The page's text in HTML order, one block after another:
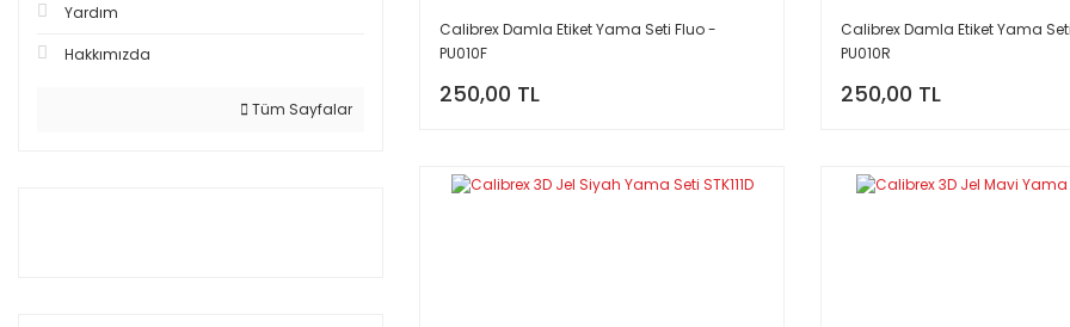
Yardım
Hakkımızda
Tüm Sayfalar
Calibrex Damla Etiket Yama Seti Fluo -
PU010F
250,00 TL
Calibrex Damla Etiket Yama Seti
PU010R
250,00 TL